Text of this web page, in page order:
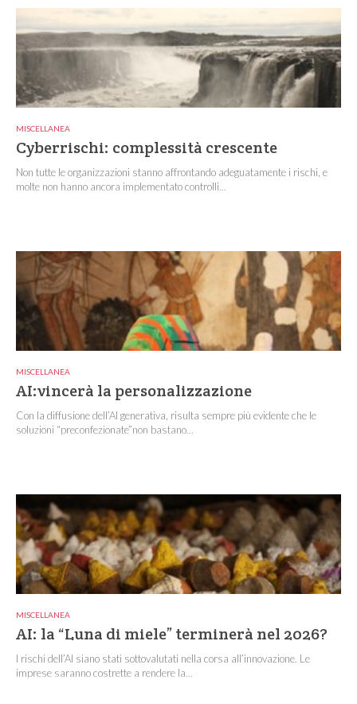
MISCELLANEA
Cyberrischi: complessità crescente
Non tutte le organizzazioni stanno affrontando adeguatamente i rischi, e
molte non hanno ancora implementato controlli...
MISCELLANEA
AI:vincerà la personalizzazione
Con la diffusione dell’AI generativa, risulta sempre più evidente che le
soluzioni “preconfezionate”non bastano...
MISCELLANEA
AI: la “Luna di miele” terminerà nel 2026?
I rischi dell’AI siano stati sottovalutati nella corsa all’innovazione. Le
imprese saranno costrette a rendere la...